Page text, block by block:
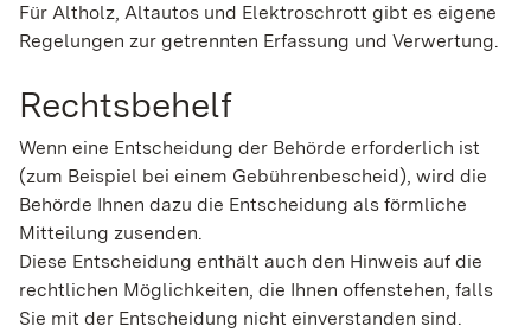
Für Altholz, Altautos und Elektroschrott gibt es eigene
Regelungen zur getrennten Erfassung und Verwertung.
Rechtsbehelf
Wenn eine Entscheidung der Behörde erforderlich ist
(zum Beispiel bei einem Gebührenbescheid), wird die
Behörde Ihnen dazu die Entscheidung als förmliche
Mitteilung zusenden.
Diese Entscheidung enthält auch den Hinweis auf die
rechtlichen Möglichkeiten, die Ihnen offenstehen, falls
Sie mit der Entscheidung nicht einverstanden sind.